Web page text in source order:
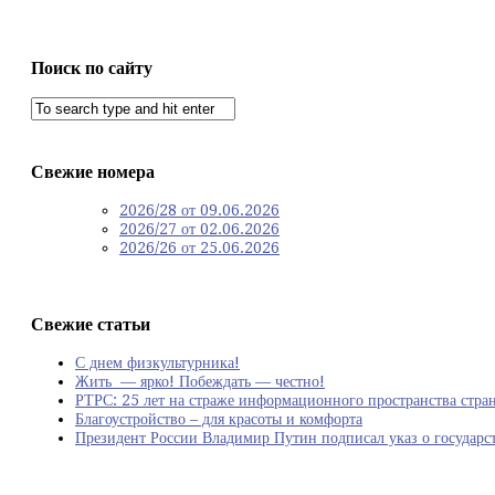
Поиск по сайту
Свежие номера
2026/28 от 09.06.2026
2026/27 от 02.06.2026
2026/26 от 25.06.2026
Свежие статьи
С днем физкультурника!
Жить — ярко! Побеждать — честно!
РТРС: 25 лет на страже информационного пространства
Благоустройство – для красоты и комфорта
Президент России Владимир Путин подписал указ о